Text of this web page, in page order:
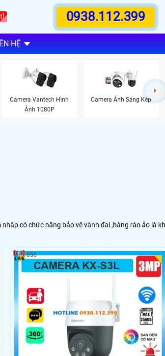
0938.112.399
HỆ
Camera Vantech Hình
Ảnh 1080P
Camera Ánh Sáng Kép
có chức năng bảo vệ vành đai ,hàng rào ảo là
856